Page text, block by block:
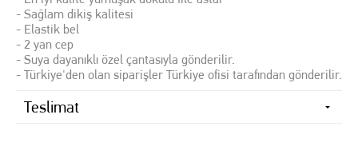
- Sağlam dikiş kalitesi
- Elastik bel
- 2 yan cep
- Suya dayanıklı özel çantasıyla gönderilir.
- Türkiye'den olan siparişler Türkiye ofisi tarafından gönderilir.
Teslimat